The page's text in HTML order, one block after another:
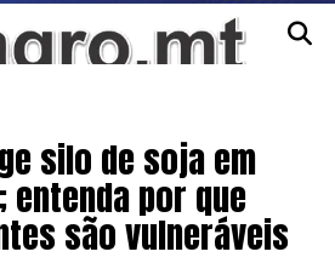
silo de soja em
entenda por que
são vulneráveis